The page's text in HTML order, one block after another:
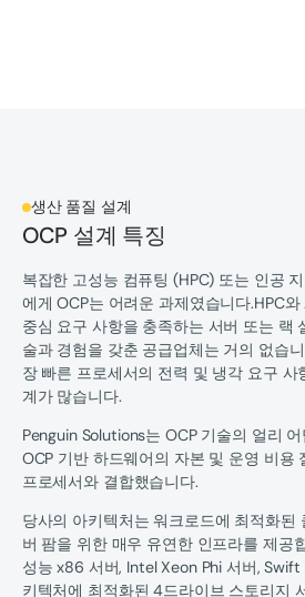
생산 품질 설계
OCP 설계 특징
복잡한 고성능 컴퓨팅 (HPC) 또는 인공
에게 OCP는 어려운 과제였습니다.HPC
중심 요구 사항을 충족하는 서버 또는 랙
술과 경험을 갖춘 공급업체는 거의 없습
장 빠른 프로세서의 전력 및 냉각 요구 사
계가 많습니다.
Penguin Solutions는 OCP 기술의 얼리
OCP 기반 하드웨어의 자본 및 운영 비용
프로세서와 결합했습니다.
당사의 아키텍처는 워크로드에 최적화된
버 팜을 위한 매우 유연한 인프라를 제공
성능 x86 서버, Intel Xeon Phi 서버,
키텍처에 최적화된 4드라이브 스토리지